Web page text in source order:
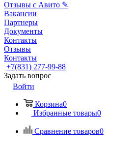
Отзывы с Авито ✎
Вакансии
Партнеры
Документы
Контакты
Отзывы
Контакты
+7(831) 277-99-88
Задать вопрос
Войти
Корзина0
Избранные товары0
Сравнение товаров0